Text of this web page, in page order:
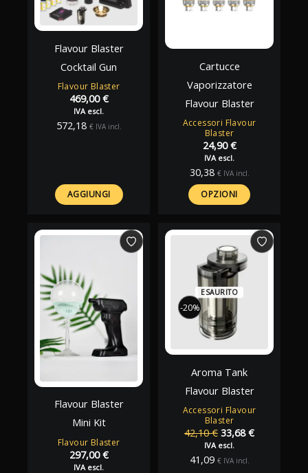
Flavour Blaster
Flavour Blaster
Cocktail Gun
469,00€
IVA escl.
572,18 € IVA incl.
AGGIUNGI
Accessori Flavour
Blaster
Cartucce
Vaporizzatore
Flavour Blaster
24,90€
IVA escl.
30,38 € IVA incl.
OPZIONI
Flavour Blaster
Flavour Blaster
Mini Kit
297,00€
IVA escl.
-20%
ESAURITO
-20%
Accessori Flavour
Blaster
Aroma Tank
Flavour Blaster
42,10€ Il
prezzo
originale
33,68€Il
IVA escl.
41,09 € IVA incl.